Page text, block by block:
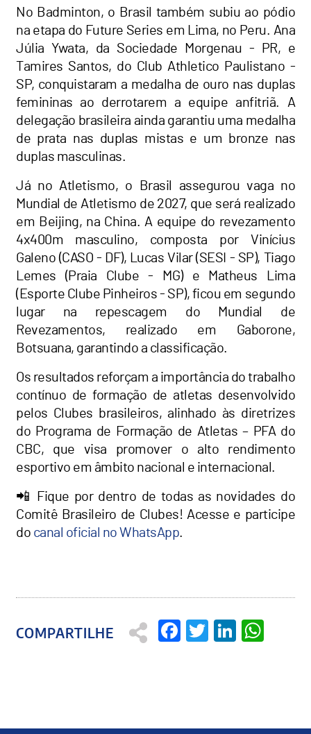
No Badminton, o Brasil também subiu ao pódio
na etapa do Future Series em Lima, no Peru. Ana
Júlia Ywata, da Sociedade Morgenau - PR, e
Tamires Santos, do Club Athletico Paulistano -
SP, conquistaram a medalha de ouro nas duplas
femininas ao derrotarem a equipe anfitriã. A
delegação brasileira ainda garantiu uma medalha
de prata nas duplas mistas e um bronze nas
duplas masculinas.
Já no Atletismo, o Brasil assegurou vaga no
Mundial de Atletismo de 2027, que será realizado
em Beijing, na China. A equipe do revezamento
4x400m masculino, composta por Vinícius
Galeno (CASO - DF), Lucas Vilar (SESI - SP), Tiago
Lemes (Praia Clube - MG) e Matheus Lima
(Esporte Clube Pinheiros - SP), ficou em segundo
lugar na repescagem do Mundial de
Revezamentos, realizado em Gaborone,
Botsuana, garantindo a classificação.
Os resultados reforçam a importância do trabalho
contínuo de formação de atletas desenvolvido
pelos Clubes brasileiros, alinhado às diretrizes
do Programa de Formação de Atletas – PFA do
CBC, que visa promover o alto rendimento
esportivo em âmbito nacional e internacional.
📲
Fique por dentro de todas as novidades do
Comitê Brasileiro de Clubes! Acesse e participe
do canal oficial no WhatsApp.
Facebook
Twitter